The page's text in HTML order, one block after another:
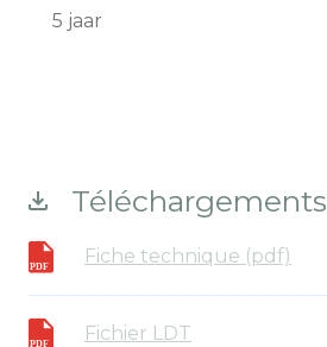
5 jaar
Téléchargements
Fiche technique (pdf)
Fichier LDT